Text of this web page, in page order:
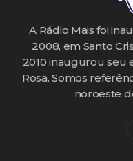
A Rádio Mais foi
2008, em Santo
2010 inaugurou seu
Rosa. Somos
noroeste